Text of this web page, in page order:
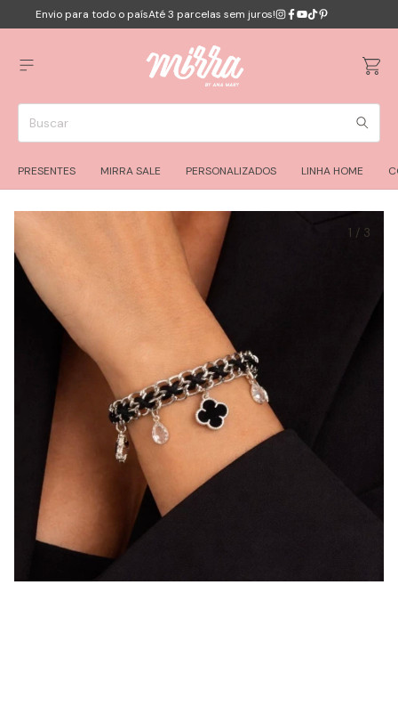
Envio para todo o paísAté 3 parcelas sem juros!
PRESENTES MIRRA SALE PERSONALIZADOS LINHA HOME
1 / 3